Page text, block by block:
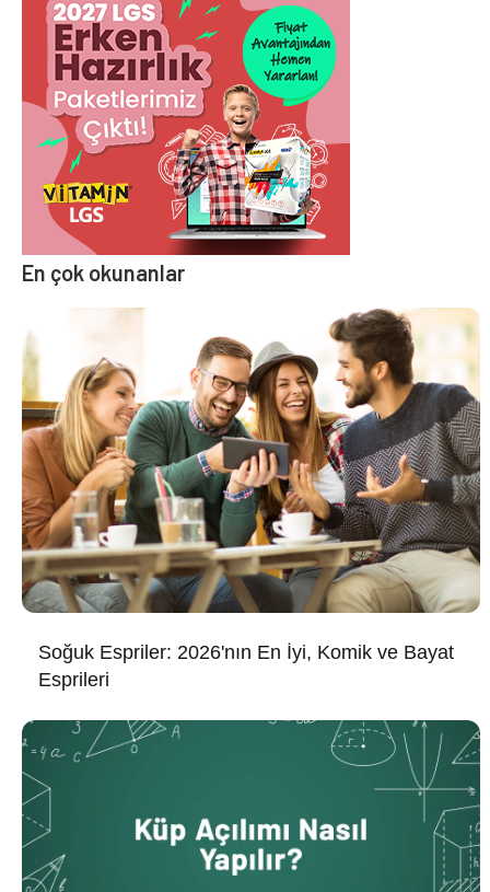
En çok okunanlar
Soğuk Espriler: 2026'nın En İyi, Komik ve Bayat
Esprileri